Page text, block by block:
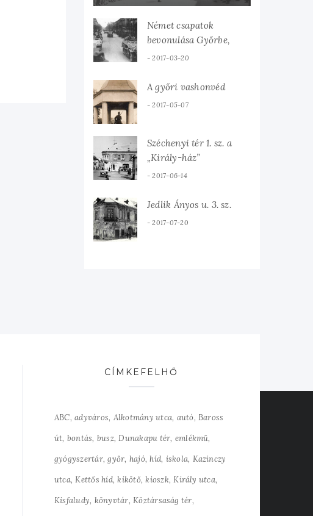
Német csapatok
bevonulása Győrbe,
1944. március 19-én.
2017-03-20
A győri vashonvéd
2017-05-07
Széchenyi tér 1. sz. a
„Király-ház”
2017-06-14
Jedlik Ányos u. 3. sz.
2017-07-20
CÍMKEFELHŐ
ABC adyváros Alkotmány utca autó Baross
út bontás busz Dunakapu tér emlékmű
gyógyszertár győr hajó híd iskola Kazinczy
utca Kettős híd kikötő kioszk Király utca
Kisfaludy könyvtár Köztársaság tér